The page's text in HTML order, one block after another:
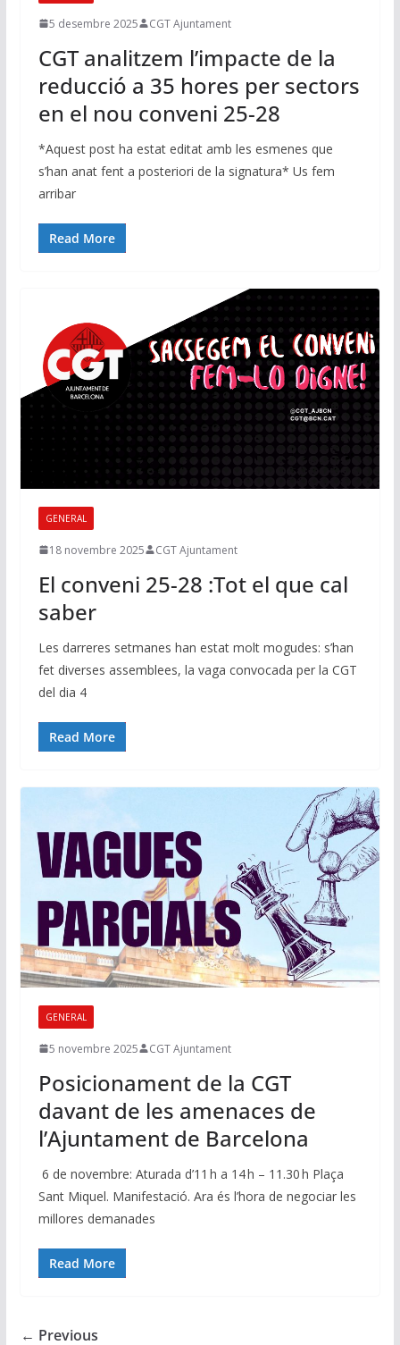
5 desembre 2025 CGT Ajuntament
CGT analitzem l’impacte de la
reducció a 35 hores per sectors
en el nou conveni 25-28
*Aquest post ha estat editat amb les esmenes que
s’han anat fent a posteriori de la signatura* Us fem
arribar
Read More
GENERAL
18 novembre 2025 CGT Ajuntament
El conveni 25-28 :Tot el que cal
saber
Les darreres setmanes han estat molt mogudes: s’han
fet diverses assemblees, la vaga convocada per la CGT
del dia 4
Read More
GENERAL
5 novembre 2025 CGT Ajuntament
Posicionament de la CGT
davant de les amenaces de
l’Ajuntament de Barcelona
6 de novembre: Aturada d’11 h a 14 h – 11.30 h Plaça
Sant Miquel. Manifestació. Ara és l’hora de negociar les
millores demanades
Read More
← Previous